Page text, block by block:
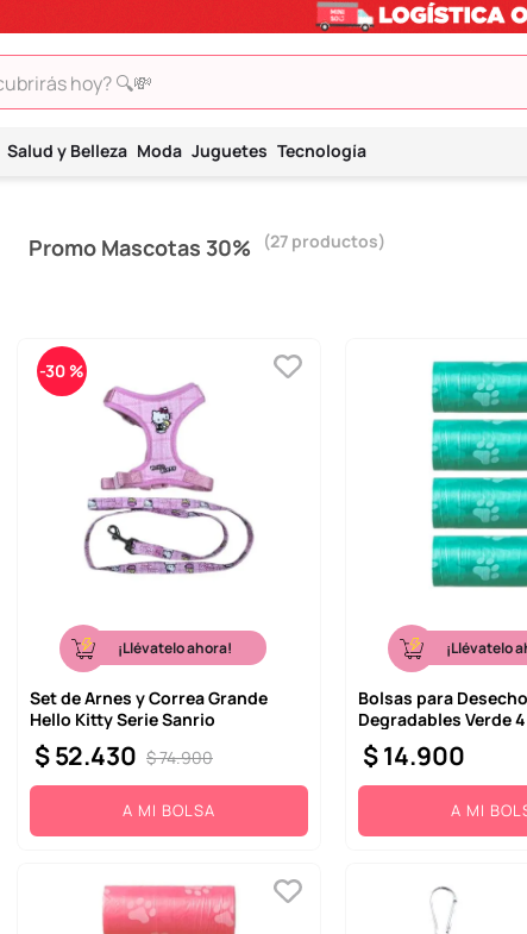
hoy? 🔍💸
Salud y Belleza Moda Juguetes Tecnología
Promo Mascotas 30% 27 productos
-30 %
¡Llévatelo ahora!
Set de Arnes y Correa Grande
Hello Kitty Serie Sanrio
$74.900
$52.430
A MI BOLSA
¡Llévatelo
Bolsas para
Degradables Verde
$14.900
A MI
BUSCADOS